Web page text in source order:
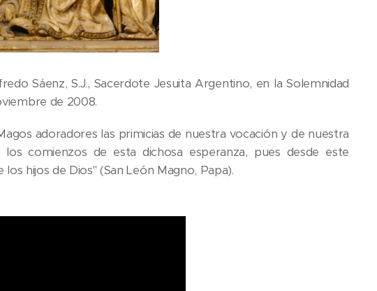
Sáenz, S.J., Sacerdote Jesuita Argentino, en la Solemnidad
de 2008.
adoradores las primicias de nuestra vocación y de nuestra
comienzos de esta dichosa esperanza, pues desde este
hijos de Dios" (San León Magno, Papa).